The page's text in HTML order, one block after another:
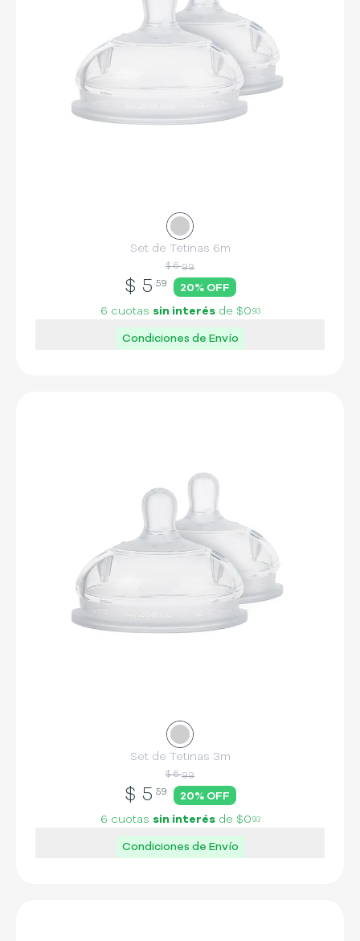
Set de Tetinas 6m
$ 6 99
$ 5 59 20% OFF
6 cuotas sin interésde $0 93
Condiciones de Envío
Set de Tetinas 3m
$ 6 99
$ 5 59 20% OFF
6 cuotas sin interésde $0 93
Condiciones de Envío